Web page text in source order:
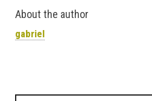
About the author
gabriel